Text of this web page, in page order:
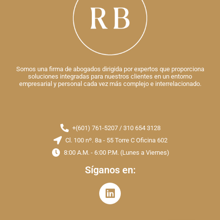
Somos una firma de abogados dirigida por expertos que proporciona
soluciones integradas para nuestros clientes en un entorno
empresarial y personal cada vez más complejo e interrelacionado.
+(601) 761-5207 / 310 654 3128
Cl. 100 nº. 8a - 55 Torre C Oficina 602
8:00 A.M. - 6:00 P.M. (Lunes a Viernes)
Síganos en: